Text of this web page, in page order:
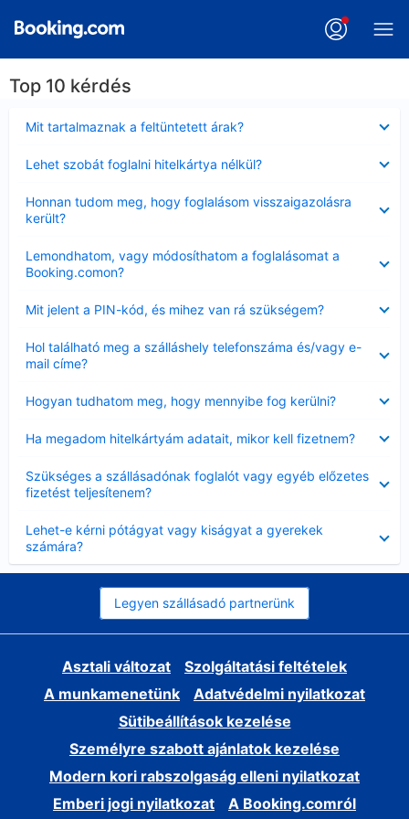
Top 10 kérdés
Mit tartalmaznak a feltüntetett árak?
Lehet szobát foglalni hitelkártya nélkül?
Honnan tudom meg, hogy foglalásom visszaigazolásra
került?
Lemondhatom, vagy módosíthatom a foglalásomat a
Booking.comon?
Mit jelent a PIN-kód, és mihez van rá szükségem?
Hol található meg a szálláshely telefonszáma és/vagy e-
mail címe?
Hogyan tudhatom meg, hogy mennyibe fog kerülni?
Ha megadom hitelkártyám adatait, mikor kell fizetnem?
Szükséges a szállásadónak foglalót vagy egyéb előzetes
fizetést teljesítenem?
Lehet-e kérni pótágyat vagy kiságyat a gyerekek
számára?
Legyen szállásadó partnerünk
Asztali változat
Szolgáltatási feltételek
A munkamenetünk
Adatvédelmi nyilatkozat
Sütibeállítások kezelése
Személyre szabott ajánlatok kezelése
Modern kori rabszolgaság elleni nyilatkozat
Emberi jogi nyilatkozat
A Booking.comról